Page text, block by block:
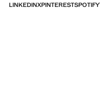
SPOTIFY
PINTEREST
X
LINKEDIN